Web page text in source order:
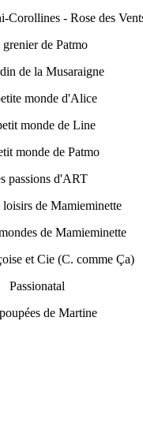
Corollines - Rose des
de Patmo
de la Musaraigne
monde d'Alice
monde de Line
monde de Patmo
passions d'ART
loisirs de Mamieminette
de Mamieminette
et Cie (C. comme Ça)
Passionatal
de Martine